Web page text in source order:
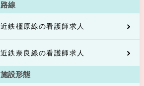
路線
近鉄橿原線の看護師求人
近鉄奈良線の看護師求人
施設形態